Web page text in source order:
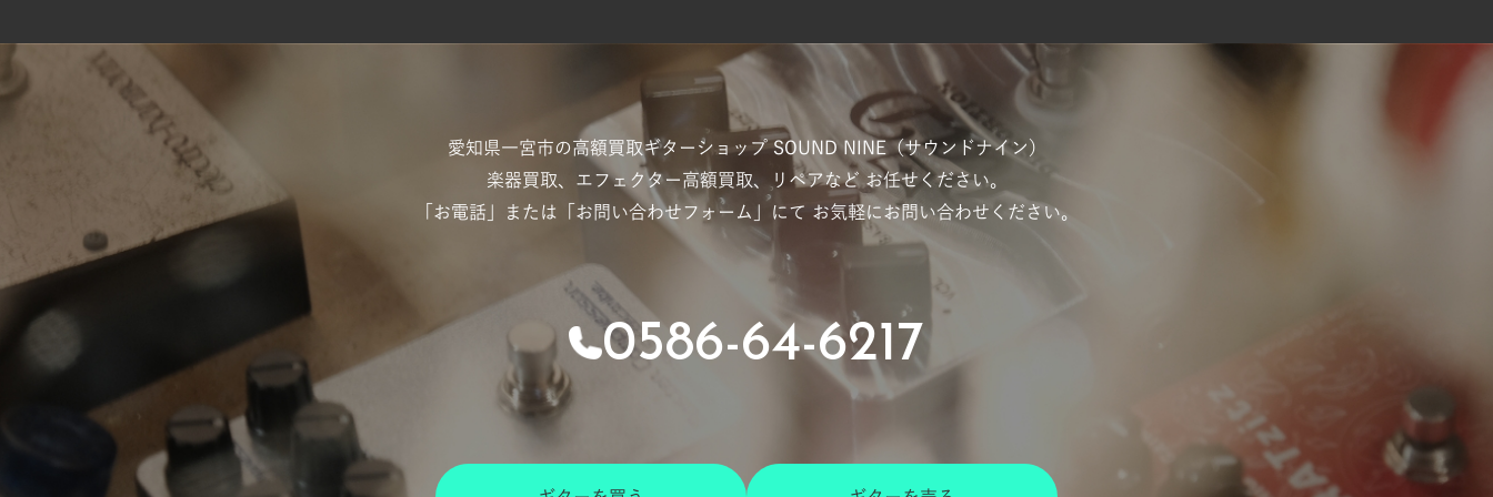
愛知県一宮市の高額買取ギターショップSOUND NINE（サウンドナイン）
楽器買取、エフェクター高額買取、リペアなど お任せください。
「お電話」または「お問い合わせフォーム」にて お気軽にお問い合わせください。
0586-64-6217